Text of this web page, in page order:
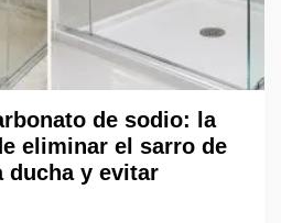
de sodio: la
eliminar el sarro de
ducha y evitar